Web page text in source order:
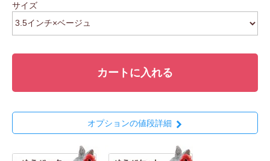
サイズ
カートに入れる
オプションの値段詳細